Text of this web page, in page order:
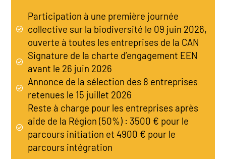
Participation à une première journée
collective sur la biodiversité le 09 juin 2026,
ouverte à toutes les entreprises de la CAN
Signature de la charte d’engagement EEN
avant le 26 juin 2026
Annonce de la sélection des 8 entreprises
retenues le 15 juillet 2026
Reste à charge pour les entreprises après
aide de la Région (50%) : 3500 € pour le
parcours initiation et 4900 € pour le
parcours intégration